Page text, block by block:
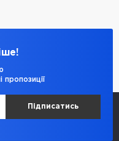
Підписатись